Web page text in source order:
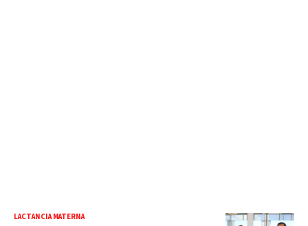
LACTANCIA MATERNA